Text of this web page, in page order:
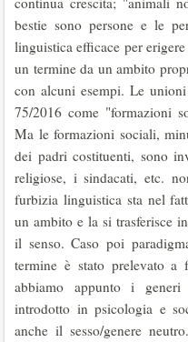
bestie sono persone e le
linguistica efficace per
un termine da un ambito
con alcuni esempi. Le
75/2016 come "formazioni
Ma le formazioni sociali,
dei padri costituenti, sono
religiose, i sindacati, etc.
furbizia linguistica sta nel
un ambito e la si trasferisce
il senso. Caso poi
termine è stato prelevato a
abbiamo appunto i
introdotto in psicologia e
anche il sesso/genere